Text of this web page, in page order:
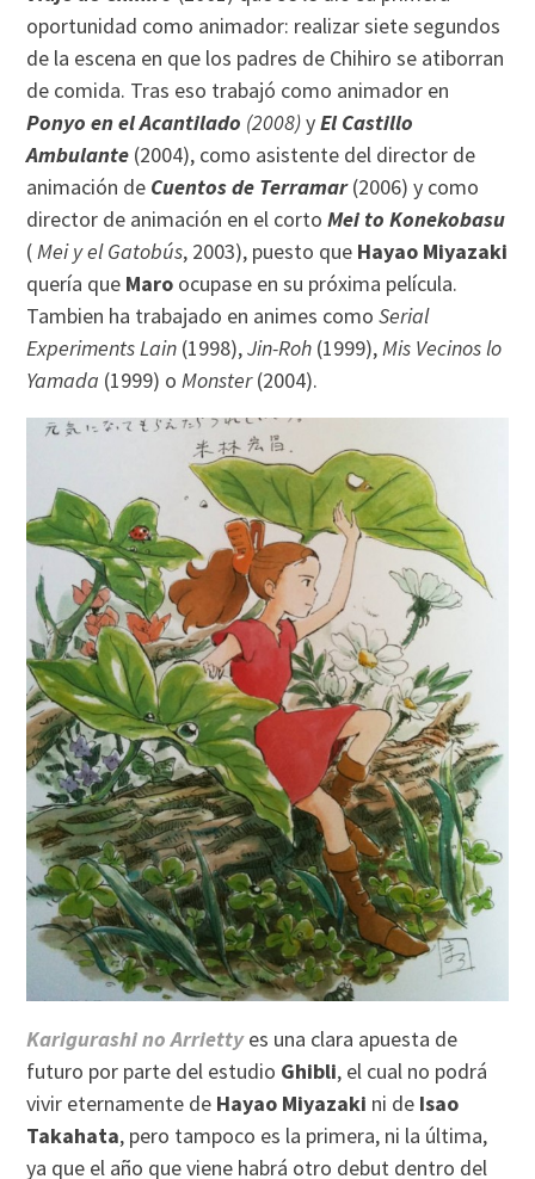
oportunidad como animador: realizar siete segundos
de la escena en que los padres de Chihiro se atiborran
de comida. Tras eso trabajó como animador en
Ponyo en el Acantilado (2008)yEl Castillo
Ambulante (2004), como asistente del director de
animación de Cuentos de Terramar(2006) y como
director de animación en el cortoMei to Konekobasu
(Mei y el Gatobús, 2003), puesto que Hayao Miyazaki
quería que Maro ocupase en su próxima película.
Tambien ha trabajado en animes comoSerial
Experiments Lain (1998),Jin-Roh (1999),Mis Vecinos lo
Yamada (1999) oMonster(2004).
Karigurashi no Arriettyes una clara apuesta de
futuro por parte del estudio Ghibli, el cual no podrá
vivir eternamente de Hayao Miyazaki ni de Isao
Takahata, pero tampoco es la primera, ni la última,
ya que el año que viene habrá otro debut dentro del